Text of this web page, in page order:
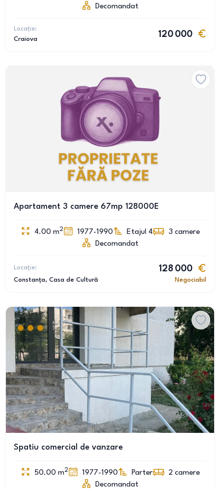
Decomandat
Locație:
Craiova
120 000
Apartament 3 camere 67mp 128000E
4.00 m2 1977-1990 Etajul 4 3 camere
Decomandat
Locație:
Constanța, Casa de Cultură
128 000
Negociabil
Spatiu comercial de vanzare
50.00 m2 1977-1990 Parter 2 camere
Decomandat